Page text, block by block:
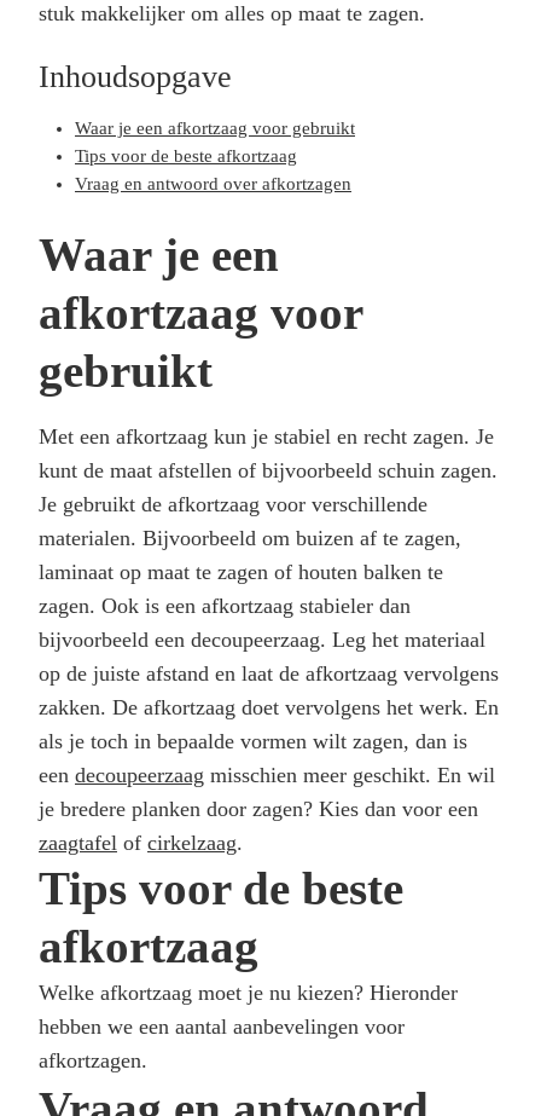
stuk makkelijker om alles op maat te zagen.
Inhoudsopgave
Waar je een afkortzaag voor gebruikt
Tips voor de beste afkortzaag
Vraag en antwoord over afkortzagen
Waar je een
afkortzaag voor
gebruikt
Met een afkortzaag kun je stabiel en recht zagen. Je
kunt de maat afstellen of bijvoorbeeld schuin zagen.
Je gebruikt de afkortzaag voor verschillende
materialen. Bijvoorbeeld om buizen af te zagen,
laminaat op maat te zagen of houten balken te
zagen. Ook is een afkortzaag stabieler dan
bijvoorbeeld een decoupeerzaag. Leg het materiaal
op de juiste afstand en laat de afkortzaag vervolgens
zakken. De afkortzaag doet vervolgens het werk. En
als je toch in bepaalde vormen wilt zagen, dan is
een decoupeerzaag misschien meer geschikt. En wil
je bredere planken door zagen? Kies dan voor een
zaagtafel of cirkelzaag.
Tips voor de beste
afkortzaag
Welke afkortzaag moet je nu kiezen? Hieronder
hebben we een aantal aanbevelingen voor
afkortzagen.